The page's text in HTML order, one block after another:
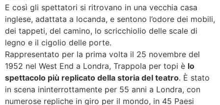
E così gli spettatori si ritrovano in una vecchia casa
inglese, adattata a locanda, e sentono l’odore dei mobili,
dei tappeti, del camino, lo scricchiolio delle scale di
legno e il cigolio delle porte.
Rappresentato per la prima volta il 25 novembre del
1952 nel West End a Londra, Trappola per topi è lo
spettacolo più replicato della storia del teatro. È stato
in scena ininterrottamente per 55 anni a Londra, con
numerose repliche in giro per il mondo, in 45 Paesi